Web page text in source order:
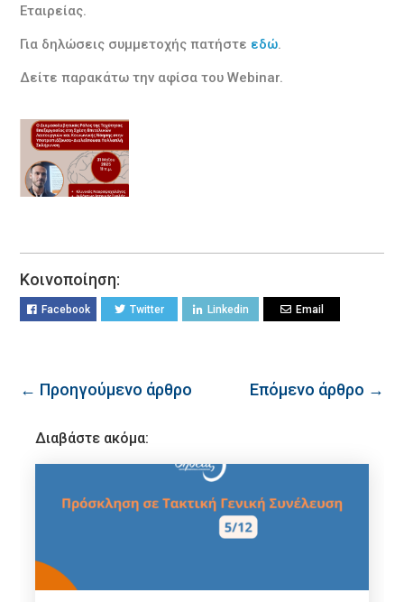
Εταιρείας.
Για δηλώσεις συμμετοχής πατήστε εδώ.
Δείτε παρακάτω την αφίσα του Webinar.
Κοινοποίηση:
Facebook Twitter Linkedin Email
← Προηγούμενο άρθρο Επόμενο άρθρο →
Διαβάστε ακόμα: